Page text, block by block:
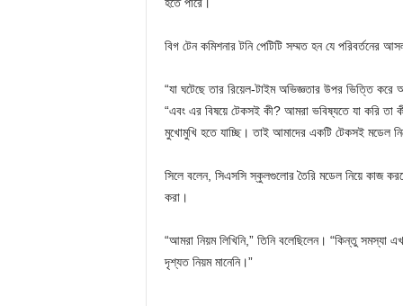
বিগ টেন কমিশনার টনি পেটিটি সম্মত হন যে পরিবর্তনের
“যা ঘটেছে তার রিয়েল-টাইম অভিজ্ঞতার উপর ভিত্তি
“এবং এর বিষয়ে টেকসই কী? আমরা ভবিষ্যতে যা করি তা
মুখোমুখি হতে যাচ্ছি। তাই আমাদের একটি টেকসই মডেল
সিলে বলেন, সিএসসি স্কুলগুলোর তৈরি মডেল নিয়ে কাজ
করা।
“আমরা নিয়ম লিখিনি,” তিনি বলেছিলেন। “কিন্তু
দৃশ্যত নিয়ম মানেনি।”